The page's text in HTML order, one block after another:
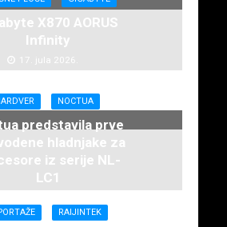
X870 AORUS
Infinity
17. jula 2026.
NOCTUA
predstavila prve
hladnjake za
iz serije NL-
LC1
RAIJINTEK